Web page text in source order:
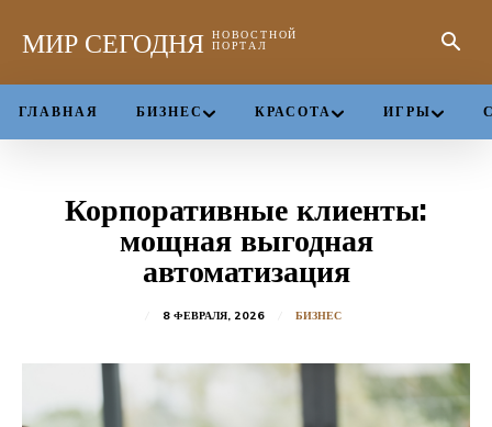
МИР СЕГОДНЯ НОВОСТНОЙ
ПОРТАЛ
ГЛАВНАЯ БИЗНЕС КРАСОТА ИГРЫ
Корпоративные клиенты:
мощная выгодная
автоматизация
8 ФЕВРАЛЯ, 2026 БИЗНЕС